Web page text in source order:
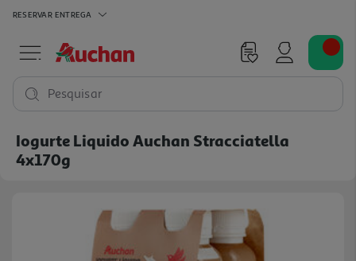
RESERVAR ENTREGA
Pesquisar
Iogurte Liquido Auchan Stracciatella
4x170g